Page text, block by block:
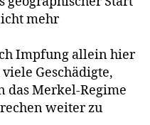
mehr
Impfung allein hier
Geschädigte,
das Merkel-Regime
weiter zu